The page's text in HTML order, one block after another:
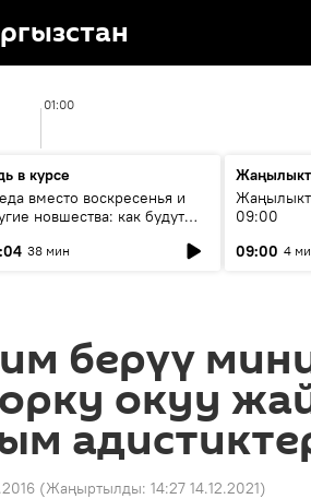
01:00
в курсе
вместо воскресенья и
новшества: как будут
38 мин
09:00
09:00 4
берүү
окуу
(Жаңыртылды: 14:27 14.12.2021)